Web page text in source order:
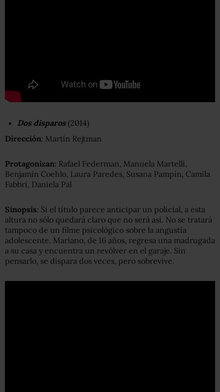
Dos disparos(2014)
Dirección: Martín Rejtman
Protagonizan: Rafael Federman, Manuela Martelli,
Benjamín Coehlo, Laura Paredes, Susana Pampín, Camila
Fabbri, Daniela Pal
Sinopsis: Si el título parece anticipar un policial, a esta
altura no sólo quedará claro que no será así. No se tratará
tampoco de un filme psicológico sobre la angustia
adolescente. Mariano, de 16 años, regresa una madrugada
a su casa y encuentra un revólver en el garaje. Sin
pensarlo, se dispara dos veces, pero sobrevive.